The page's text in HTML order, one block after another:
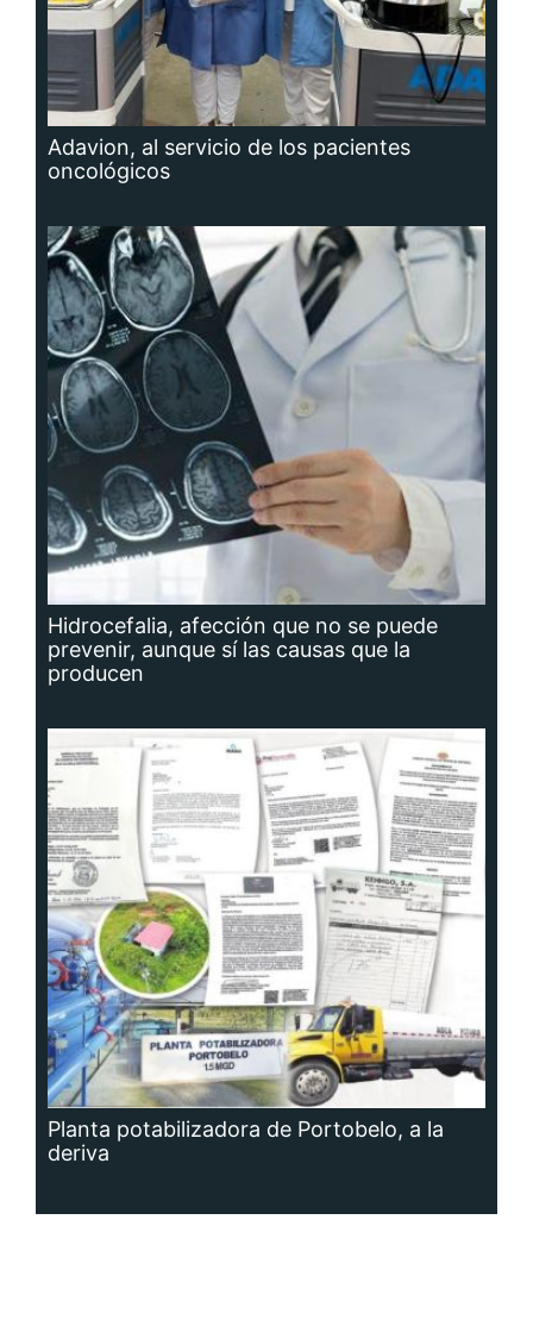
Adavion, al servicio de los pacientes
oncológicos
Hidrocefalia, afección que no se puede
prevenir, aunque sí las causas que la
producen
Planta potabilizadora de Portobelo, a la
deriva